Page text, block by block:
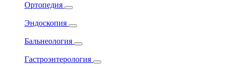
Ортопедия
Эндоскопия
Бальнеология
Гастроэнтерология